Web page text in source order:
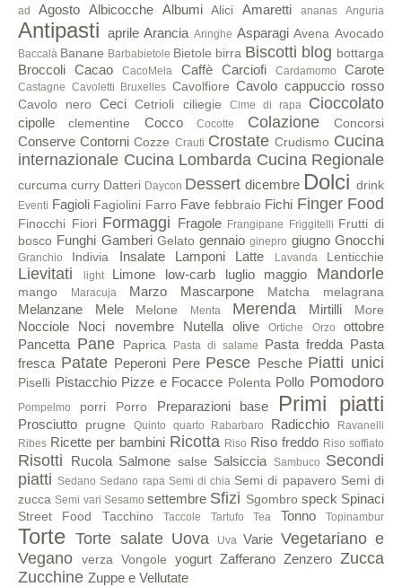
ad Agosto Albicocche Albumi Alici Amaretti ananas Anguria
Antipasti aprile Arancia Aringhe Asparagi Avena Avocado
Baccalà Banane Barbabietole Bietole birra Biscotti blog bottarga
Broccoli Cacao CacoMela Caffè Carciofi Cardamomo Carote
Castagne Cavoletti Bruxelles Cavolfiore Cavolo cappuccio rosso
Cavolo nero Ceci Cetrioli ciliegie Cime di rapa Cioccolato
cipolle clementine Cocco Cocotte Colazione Concorsi
Conserve Contorni Cozze Crauti Crostate Crudismo Cucina
internazionale Cucina Lombarda Cucina Regionale
curcuma curry Datteri Daycon Dessert dicembre Dolci drink
Eventi Fagioli Fagiolini Farro Fave febbraio Fichi Finger Food
Finocchi Fiori Formaggi Fragole Frangipane Friggitelli Frutti di
bosco Funghi Gamberi Gelato gennaio ginepro giugno Gnocchi
Granchio Indivia Insalate Lamponi Latte Lavanda Lenticchie
Lievitati light Limone low-carb luglio maggio Mandorle
mango Maracuja Marzo Mascarpone Matcha melagrana
Melanzane Mele Melone Menta Merenda Mirtilli More
Nocciole Noci novembre Nutella olive Ortiche Orzo
ottobre
Pancetta Pane Paprica Pasta di salame Pasta fredda Pasta
fresca Patate Peperoni Pere Pesce Pesche Piatti unici
Piselli Pistacchio Pizze e Focacce Polenta Pollo Pomodoro
Pompelmo porri Porro Preparazioni base Primi piatti
Prosciutto prugne Quinto quarto Rabarbaro Radicchio
Ravanelli
Ribes Ricette per bambini Ricotta Riso Riso freddo Riso soffiato
Risotti Rucola Salmone salse Salsiccia Sambuco Secondi
piatti Sedano Sedano rapa Semi di chia Semi di papavero Semi di
zucca Semi vari Sesamo settembre Sfizi Sgombro speck Spinaci
Street Food Tacchino Taccole Tartufo Tea Tonno Topinambur
Torte Torte salate Uova Uva Varie Vegetariano e
Vegano
verza Vongole yogurt Zafferano Zenzero Zucca
Zucchine Zuppe e Vellutate